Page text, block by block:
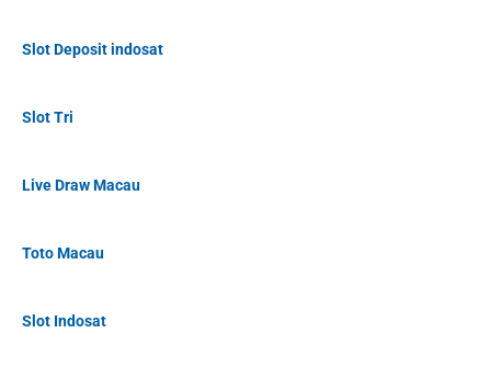
Slot Deposit indosat
Slot Tri
Live Draw Macau
Toto Macau
Slot Indosat